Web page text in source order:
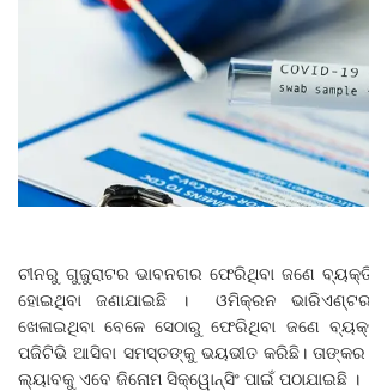
ଚୀନରୁ ଗୁଜୁରାଟର ଭାବନଗର ଫେରିଥିବା ଜଣେ
ହୋଇଥିବା ଜଣାଯାଇଛି । ଓମିକ୍ରନ
ଖେଳାଇଥିବା ବେଳେ ସେଠାରୁ ଫେରିଥିବା ଜଣେ
ପଜିଟିଭି ଆସିବା ସମସ୍ତଙ୍କୁ ଭୟଭୀତ କରିଛି। ତାଙ୍କର
ଲ୍ୟାବକୁ ଏବେ ଜିନୋମ ସିକ୍ୱୋନ୍ସିଂ ପାଇଁ ପଠାଯାଇଛି ।